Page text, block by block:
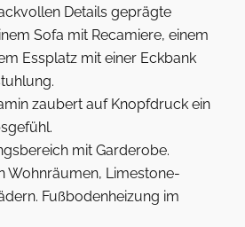
Details geprägte
Sofa mit Recamiere, einem
Essplatz mit einer Eckbank
zaubert auf Knopfdruck ein
mit Garderobe.
Wohnräumen, Limestone-
Fußbodenheizung im